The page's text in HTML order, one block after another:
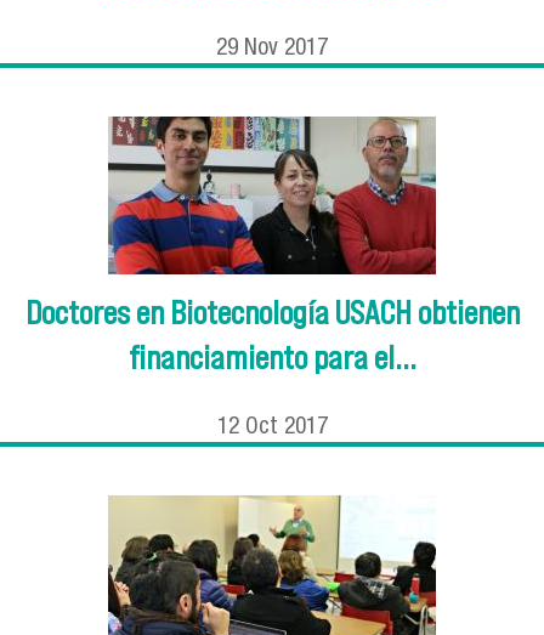
29 Nov 2017
Doctores en Biotecnología USACH obtienen
financiamiento para el...
12 Oct 2017